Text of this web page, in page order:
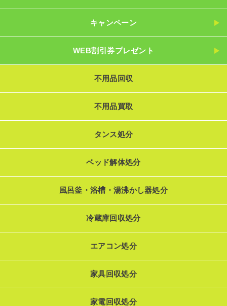
キャンペーン
WEB割引券プレゼント
不用品回収
不用品買取
タンス処分
ベッド解体処分
風呂釜・浴槽・湯沸かし器処分
冷蔵庫回収処分
エアコン処分
家具回収処分
家電回収処分